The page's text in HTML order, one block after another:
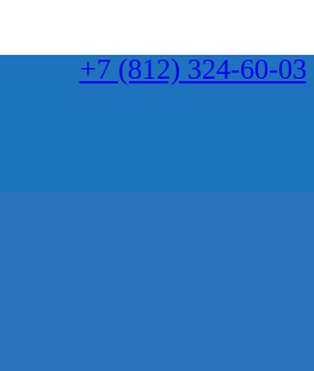
+7 (812) 324-60-03